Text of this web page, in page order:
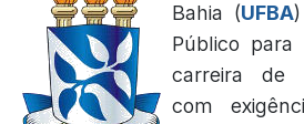
Bahia (UFBA
Público
carreira de
com